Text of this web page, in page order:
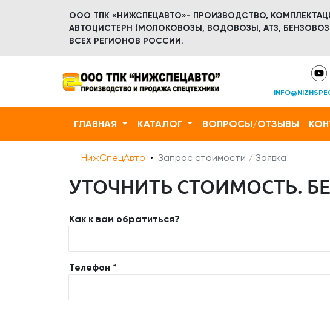
ООО ТПК «НИЖСПЕЦАВТО»- ПРОИЗВОДСТВО,
АВТОЦИСТЕРН (МОЛОКОВОЗЫ, ВОДОВОЗЫ, АТЗ,
ВСЕХ РЕГИОНОВ РОССИИ.
ГЛАВНАЯ КАТАЛОГ ВОПРОСЫ/ОТЗЫВЫ
НижСпецАвто Запрос стоимости / Заявка
УТОЧНИТЬ СТОИМОСТЬ.
Как к вам обратиться?
Телефон *